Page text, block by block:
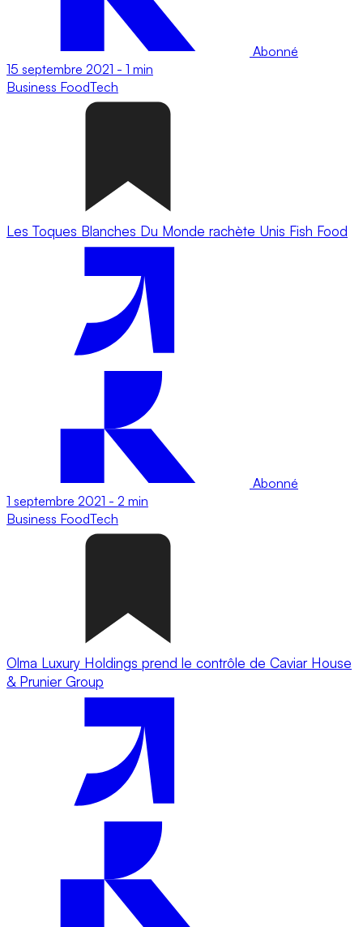
Abonné
15 septembre 2021 - 1 min
Business FoodTech
Les Toques Blanches Du Monde rachète Unis Fish Food
Abonné
1 septembre 2021 - 2 min
Business FoodTech
Olma Luxury Holdings prend le contrôle de Caviar House
& Prunier Group